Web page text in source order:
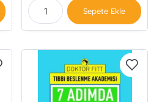
Sepete Ekle